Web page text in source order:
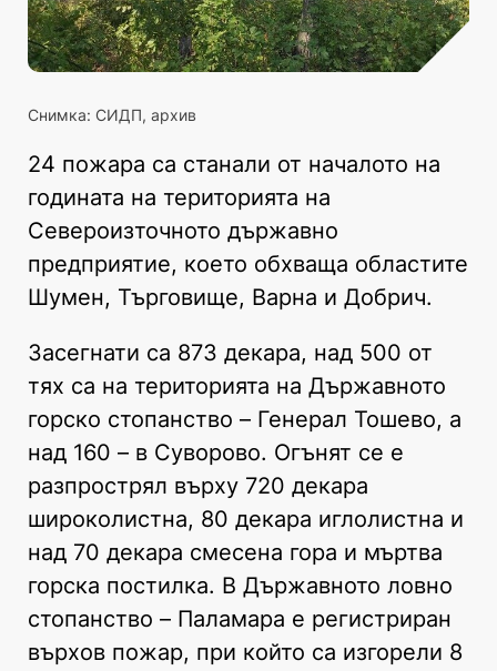
Снимка: СИДП, архив
24 пожара са станали от началото на
годината на територията на
Североизточното държавно
предприятие, което обхваща областите
Шумен, Търговище, Варна и Добрич.
Засегнати са 873 декара, над 500 от
тях са на територията на Държавното
горско стопанство – Генерал Тошево, а
над 160 – в Суворово. Огънят се е
разпрострял върху 720 декара
широколистна, 80 декара иглолистна и
над 70 декара смесена гора и мъртва
горска постилка. В Държавното ловно
стопанство – Паламара е регистриран
върхов пожар, при който са изгорели 8